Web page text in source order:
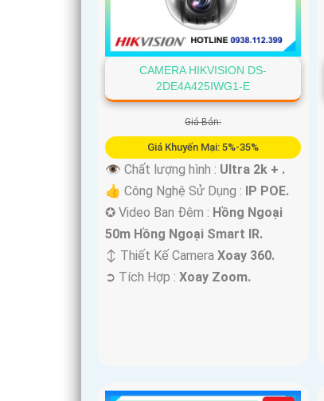
CAMERA HIKVISION DS-
2DE4A425IWG1-E
Giá Bán:
Giá Khuyến Mại: 5%-35%
👁 Chất lượng hình : Ultra 2k + .
👍 Công Nghệ Sử Dụng : IP POE.
✪ Video Ban Đêm : Hồng Ngoại
50m Hồng Ngoại Smart IR.
↕️ Thiết Kế Camera Xoay 360.
️➲ Tích Hợp : Xoay Zoom.